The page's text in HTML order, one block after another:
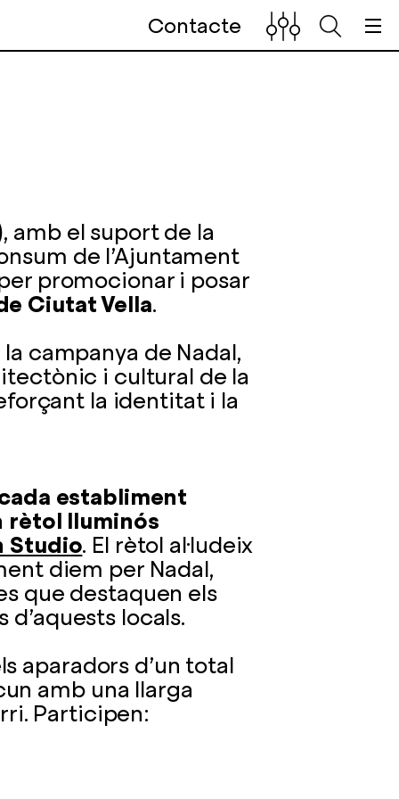
Contacte
amb el suport de la
de l’Ajuntament
promocionar i posar
Ciutat Vella.
campanya de Nadal,
i cultural de la
la identitat i la
establiment
rètol lluminós
Studio. El rètol al·ludeix
diem per Nadal,
que destaquen els
locals.
aparadors d’un total
amb una llarga
Participen: